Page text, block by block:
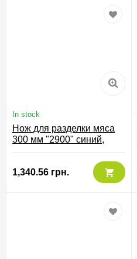
In stock
Нож для разделки мяса
300 мм "2900" синий,
1,340.56 грн.